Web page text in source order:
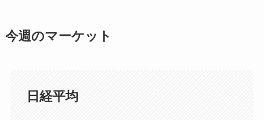
今週のマーケット
日経平均